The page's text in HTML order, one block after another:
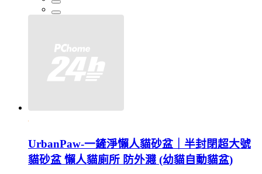
UrbanPaw-一鏟淨懶人貓砂盆｜半封閉超大號
貓砂盆 懶人貓廁所 防外濺 (幼貓自動貓盆)